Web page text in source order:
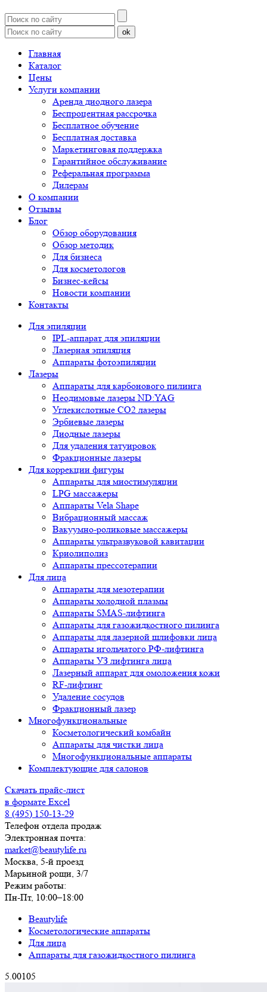
ok
Главная
Каталог
Цены
Услуги компании
Аренда диодного лазера
Беспроцентная рассрочка
Бесплатное обучение
Бесплатная доставка
Маркетинговая поддержка
Гарантийное обслуживание
Реферальная программа
Дилерам
О компании
Отзывы
Блог
Обзор оборудования
Обзор методик
Для бизнеса
Для косметологов
Бизнес-кейсы
Новости компании
Контакты
Для эпиляции
IPL-аппарат для эпиляции
Лазерная эпиляция
Аппараты фотоэпиляции
Лазеры
Аппараты для карбонового пилинга
Неодимовые лазеры ND:YAG
Углекислотные СО2 лазеры
Эрбиевые лазеры
Диодные лазеры
Для удаления татуировок
Фракционные лазеры
Для коррекции фигуры
Аппараты для миостимуляции
LPG массажеры
Аппараты Vela Shape
Вибрационный массаж
Вакуумно-роликовые массажеры
Аппараты ультразвуковой кавитации
Криолиполиз
Аппараты прессотерапии
Для лица
Аппараты для мезотерапии
Аппараты холодной плазмы
Аппараты SMAS-лифтинга
Аппараты для газожидкостного пилинга
Аппараты для лазерной шлифовки лица
Аппараты игольчатого РФ-лифтинга
Аппараты УЗ лифтинга лица
Лазерный аппарат для омоложения кожи
RF-лифтинг
Удаление сосудов
Фракционный лазер
Многофункциональные
Косметологический комбайн
Аппараты для чистки лица
Многофункциональные аппараты
Комплектующие для салонов
Скачать прайс-лист
в формате Excel
8 (495) 150-13-29
Телефон отдела продаж
Электронная почта:
market@beautylife.ru
Москва, 5-й проезд
Марьиной рощи, 3/7
Режим работы:
Пн-Пт, 10:00–18:00
Beautylife
Косметологические аппараты
Для лица
Аппараты для газожидкостного пилинга
5.00105